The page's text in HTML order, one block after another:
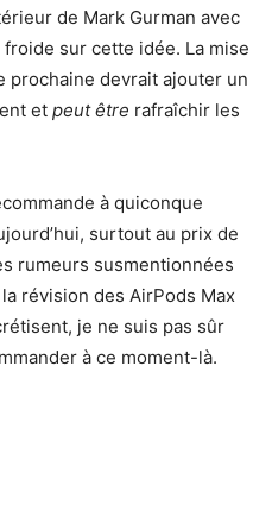
de Mark Gurman avec
froide sur cette idée. La mise
prochaine devrait ajouter un
et peut être rafraîchir les
à quiconque
surtout au prix de
rumeurs susmentionnées
révision des AirPods Max
je ne suis pas sûr
à ce moment-là.